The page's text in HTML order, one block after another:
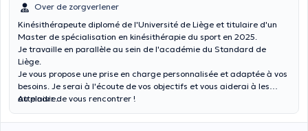
Over de zorgverlener
Kinésithérapeute diplomé de l'Université de Liège et titulaire d'un
Master de spécialisation en kinésithérapie du sport en 2025.
Je travaille en parallèle au sein de l'académie du Standard de
Liège.
Je vous propose une prise en charge personnalisée et adaptée à vos
besoins. Je serai à l'écoute de vos objectifs et vous aiderai à les
atteindre.
Au plaisir de vous rencontrer !